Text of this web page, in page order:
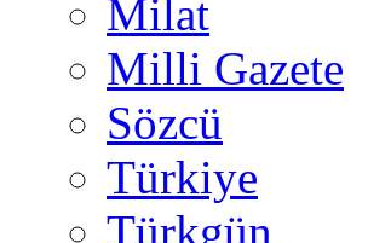
Milat
Milli Gazete
Sözcü
Türkiye
Türkgün